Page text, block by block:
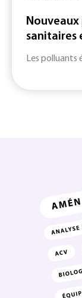
sanitaires
Les